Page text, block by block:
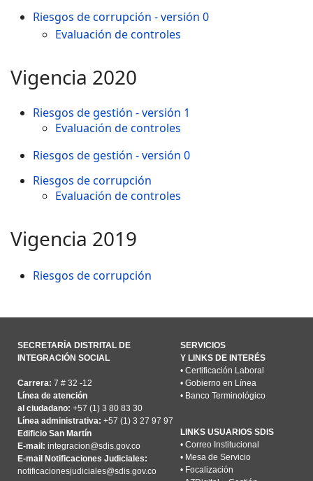
Riesgos de corrupción - versión 0
Evaluación de controles
Vigencia 2020
Riesgos de gestión - versión 1
Evaluación de controles
Riesgos de gestión - versión 0
Riesgos de corrupción
Evaluación de controles
Vigencia 2019
Riesgos de corrupción
SECRETARÍA DISTRITAL DE
INTEGRACIÓN SOCIAL
Carrera: 7 # 32 -12
Línea de atención
al ciudadano: +57 (1) 3 80 83 30
Línea administrativa: +57 (1) 3 27 97 97
Edificio San Martín
E-mail: integracion@sdis.gov.co
E-mail Notificaciones Judiciales:
notificacionesjudiciales@sdis.gov.co
SERVICIOS
Y LINKS DE INTERÉS
• Certificación Laboral
• Gobierno en Línea
• Banco Terminológico
LINKS USUARIOS SDIS
• Correo Institucional
• Mesa de Servicio
• Focalización